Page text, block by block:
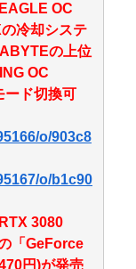
OC
冷却システ
の上位
OC
ード切換可
o/903c8
o/b1c90
3080
「GeForce
円)が発売